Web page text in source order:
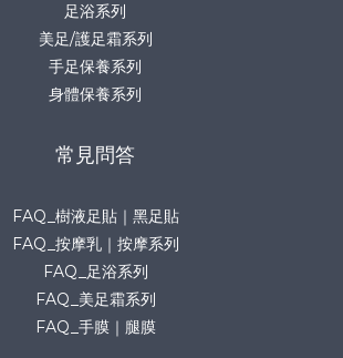
足浴系列
美足/護足霜系列
手足保養系列
身體保養系列
常見問答
FAQ_樹液足貼｜黑足貼
FAQ_按摩乳｜按摩系列
FAQ_足浴系列
FAQ_美足霜系列
FAQ_手膜｜腿膜